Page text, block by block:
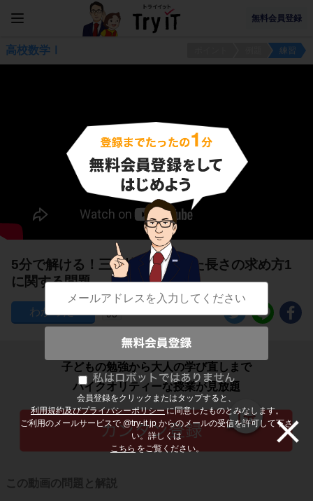
無料会員登録
会員登録をクリックまたはタップすると、
利用規約及びプライバシーポリシーに同意したものとみなします。
ご利用のメールサービスで @try-it.jp からのメールの受信を許可して下さ
い。詳しくは
こちら をご覧ください。
高校数学Ⅰ 練習
5分で解ける！三角比を利用した長さの求め方1
に関する問題
95
子どもの勉強から大人の学び直しまで
ハイクオリティーな授業が見放題
この動画の問題と解説